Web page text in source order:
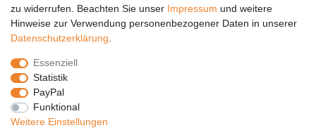
PaketPLUS
SPONSORING
Malchower SV 90
Malchower Wölfe
ZERTIFIKATE
zu widerrufen. Beachten Sie unser Impressum und weitere
Hinweise zur Verwendung personenbezogener Daten in unserer
Daten­schutz­erklärung
Essenziell
Statistik
PayPal
Funktional
Weitere Einstellungen